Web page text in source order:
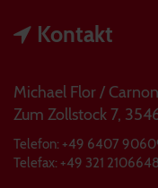
Kontakt
Michael Flor /
Zum Zollstock 7,
Telefon: +49 6407
Telefax: +49 321